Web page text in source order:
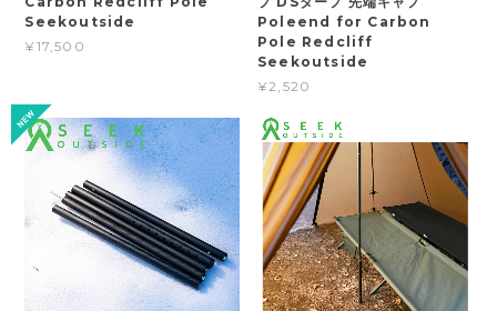
Seekoutside
¥17,500
Poleend for Carbon
Pole Redcliff
Seekoutside
¥2,520